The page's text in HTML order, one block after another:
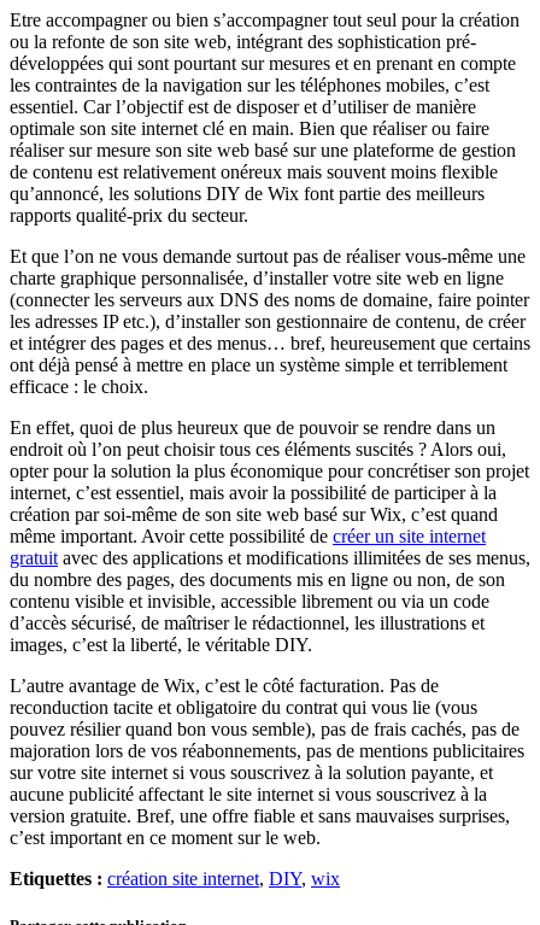
Etre accompagner ou bien s’accompagner tout seul pour la création
ou la refonte de son site web, intégrant des sophistication pré-
développées qui sont pourtant sur mesures et en prenant en compte
les contraintes de la navigation sur les téléphones mobiles, c’est
essentiel. Car l’objectif est de disposer et d’utiliser de manière
optimale son site internet clé en main. Bien que réaliser ou faire
réaliser sur mesure son site web basé sur une plateforme de gestion
de contenu est relativement onéreux mais souvent moins flexible
qu’annoncé, les solutions DIY de Wix font partie des meilleurs
rapports qualité-prix du secteur.
Et que l’on ne vous demande surtout pas de réaliser vous-même une
charte graphique personnalisée, d’installer votre site web en ligne
(connecter les serveurs aux DNS des noms de domaine, faire pointer
les adresses IP etc.), d’installer son gestionnaire de contenu, de créer
et intégrer des pages et des menus… bref, heureusement que certains
ont déjà pensé à mettre en place un système simple et terriblement
efficace : le choix.
En effet, quoi de plus heureux que de pouvoir se rendre dans un
endroit où l’on peut choisir tous ces éléments suscités ? Alors oui,
opter pour la solution la plus économique pour concrétiser son projet
internet, c’est essentiel, mais avoir la possibilité de participer à la
création par soi-même de son site web basé sur Wix, c’est quand
même important. Avoir cette possibilité de créer un site internet
gratuit avec des applications et modifications illimitées de ses menus,
du nombre des pages, des documents mis en ligne ou non, de son
contenu visible et invisible, accessible librement ou via un code
d’accès sécurisé, de maîtriser le rédactionnel, les illustrations et
images, c’est la liberté, le véritable DIY.
L’autre avantage de Wix, c’est le côté facturation. Pas de
reconduction tacite et obligatoire du contrat qui vous lie (vous
pouvez résilier quand bon vous semble), pas de frais cachés, pas de
majoration lors de vos réabonnements, pas de mentions publicitaires
sur votre site internet si vous souscrivez à la solution payante, et
aucune publicité affectant le site internet si vous souscrivez à la
version gratuite. Bref, une offre fiable et sans mauvaises surprises,
c’est important en ce moment sur le web.
Etiquettes : création site internet, DIY, wix